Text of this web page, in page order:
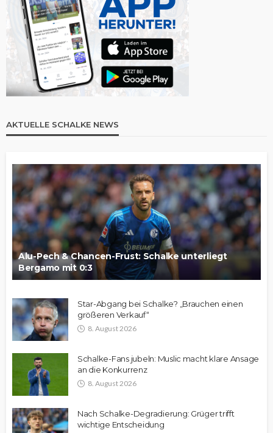
AKTUELLE SCHALKE NEWS
Alu-Pech & Chancen-Frust: Schalke unterliegt
Bergamo mit 0:3
Star-Abgang bei Schalke? „Brauchen einen
größeren Verkauf“
8. August 2026
Schalke-Fans jubeln: Muslic macht klare Ansage
an die Konkurrenz
8. August 2026
Nach Schalke-Degradierung: Grüger trifft
wichtige Entscheidung